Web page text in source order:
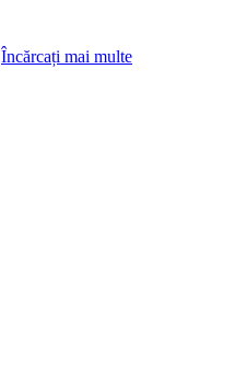
Încărcați mai multe